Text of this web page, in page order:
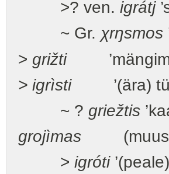
>? ven. igrátj
~ Gr. χrŋsmos
> grižti’mängima;
> igrìsti’(ära)
~ ? griežtis
grojìmas (muus.)
> igróti